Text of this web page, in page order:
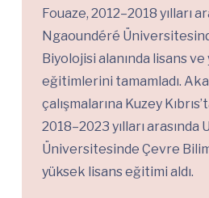
Fouaze, 2012–2018 yılları
Ngaoundéré
Biyolojisi alanında lisans
eğitimlerini tamamladı.
çalışmalarına Kuzey
2018–2023 yılları arasında
Üniversitesinde Çevre
yüksek lisans eğitimi aldı.